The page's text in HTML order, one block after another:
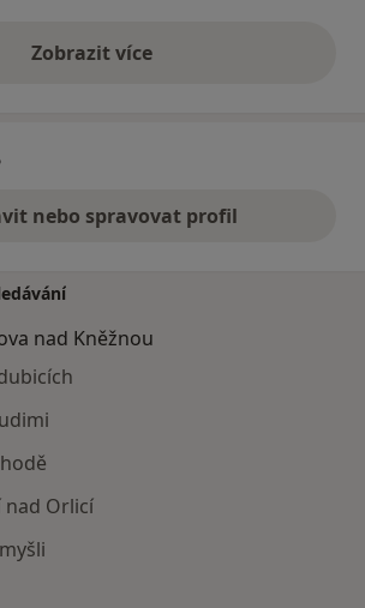
Zobrazit vícevýše uvedené názory
nebo spravovat profil
nad Kněžnou
nad Orlicí